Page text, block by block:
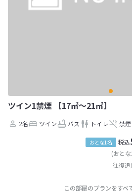
ツイン1禁煙 【17㎡～21㎡】
2名 ツイン バス トイレ 禁煙
おとな1名 税込
(おと
往復
この部屋のプランをすべ